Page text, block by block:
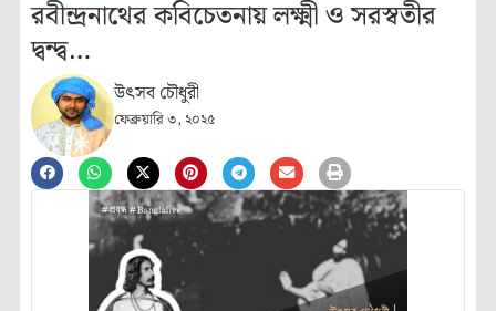
রবীন্দ্রনাথের কবিচেতনায় লক্ষ্মী ও সরস্বতীর
দ্বন্দ্ব…
উৎসব চৌধুরী
ফেব্রুয়ারি ৩, ২০২৫